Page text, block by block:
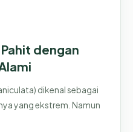
dengan
dikenal sebagai
yang ekstrem. Namun